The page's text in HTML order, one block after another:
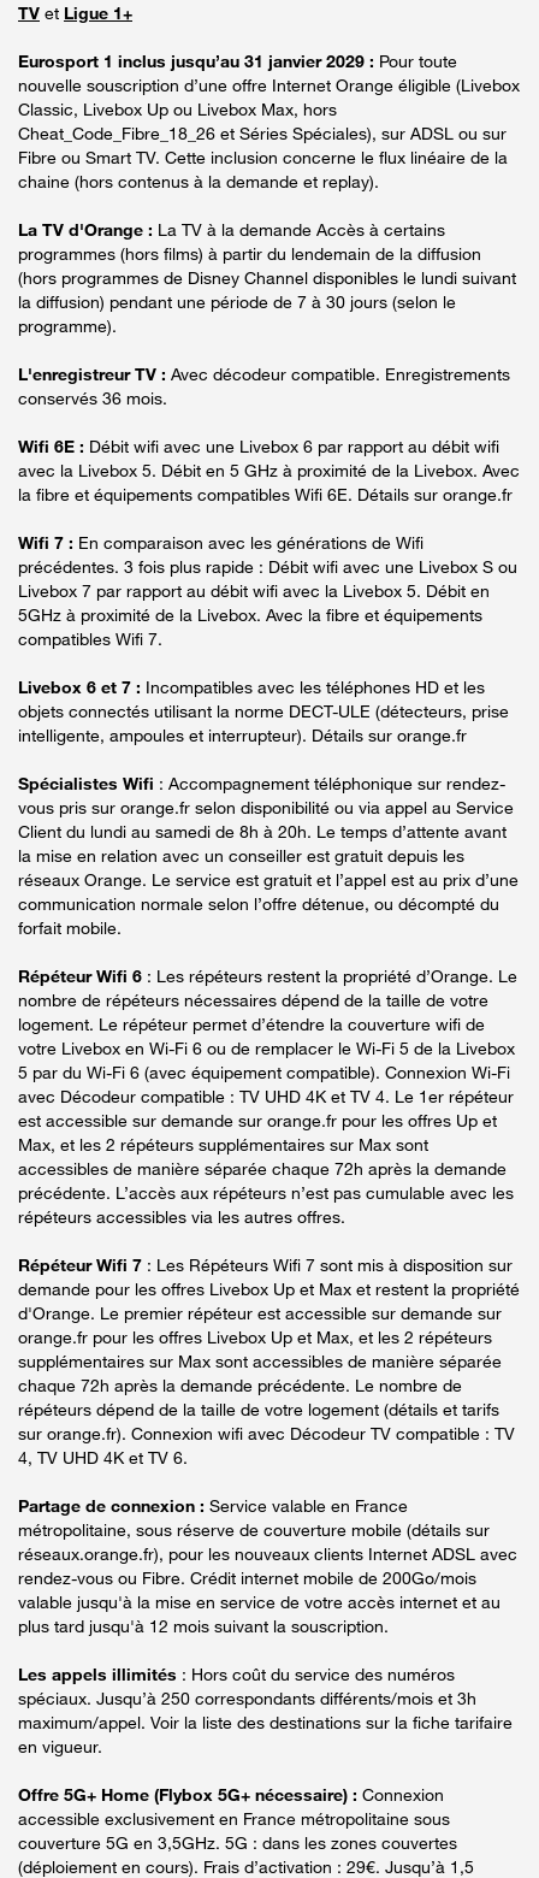
TV et Ligue 1+
Eurosport 1 inclus jusqu’au 31 janvier 2029 : Pour toute
nouvelle souscription d’une offre Internet Orange éligible (Livebox
Classic, Livebox Up ou Livebox Max, hors
Cheat_Code_Fibre_18_26 et Séries Spéciales), sur ADSL ou sur
Fibre ou Smart TV. Cette inclusion concerne le flux linéaire de la
chaine (hors contenus à la demande et replay).
La TV d'Orange : La TV à la demande Accès à certains
programmes (hors films) à partir du lendemain de la diffusion
(hors programmes de Disney Channel disponibles le lundi suivant
la diffusion) pendant une période de 7 à 30 jours (selon le
programme).
L'enregistreur TV : Avec décodeur compatible. Enregistrements
conservés 36 mois.
Wifi 6E : Débit wifi avec une Livebox 6 par rapport au débit wifi
avec la Livebox 5. Débit en 5 GHz à proximité de la Livebox. Avec
la fibre et équipements compatibles Wifi 6E. Détails sur orange.fr
Wifi 7 : En comparaison avec les générations de Wifi
précédentes. 3 fois plus rapide : Débit wifi avec une Livebox S ou
Livebox 7 par rapport au débit wifi avec la Livebox 5. Débit en
5GHz à proximité de la Livebox. Avec la fibre et équipements
compatibles Wifi 7.
Livebox 6 et 7 : Incompatibles avec les téléphones HD et les
objets connectés utilisant la norme DECT-ULE (détecteurs, prise
intelligente, ampoules et interrupteur). Détails sur orange.fr
Spécialistes Wifi : Accompagnement téléphonique sur rendez-
vous pris sur orange.fr selon disponibilité ou via appel au Service
Client du lundi au samedi de 8h à 20h. Le temps d’attente avant
la mise en relation avec un conseiller est gratuit depuis les
réseaux Orange. Le service est gratuit et l’appel est au prix d’une
communication normale selon l’offre détenue, ou décompté du
forfait mobile.
Répéteur Wifi 6 : Les répéteurs restent la propriété d’Orange. Le
nombre de répéteurs nécessaires dépend de la taille de votre
logement. Le répéteur permet d’étendre la couverture wifi de
votre Livebox en Wi-Fi 6 ou de remplacer le Wi-Fi 5 de la Livebox
5 par du Wi-Fi 6 (avec équipement compatible). Connexion Wi-Fi
avec Décodeur compatible : TV UHD 4K et TV 4. Le 1er répéteur
est accessible sur demande sur orange.fr pour les offres Up et
Max, et les 2 répéteurs supplémentaires sur Max sont
accessibles de manière séparée chaque 72h après la demande
précédente. L’accès aux répéteurs n’est pas cumulable avec les
répéteurs accessibles via les autres offres.
Répéteur Wifi 7 : Les Répéteurs Wifi 7 sont mis à disposition sur
demande pour les offres Livebox Up et Max et restent la propriété
d'Orange. Le premier répéteur est accessible sur demande sur
orange.fr pour les offres Livebox Up et Max, et les 2 répéteurs
supplémentaires sur Max sont accessibles de manière séparée
chaque 72h après la demande précédente. Le nombre de
répéteurs dépend de la taille de votre logement (détails et tarifs
sur orange.fr). Connexion wifi avec Décodeur TV compatible : TV
4, TV UHD 4K et TV 6.
Partage de connexion : Service valable en France
métropolitaine, sous réserve de couverture mobile (détails sur
réseaux.orange.fr), pour les nouveaux clients Internet ADSL avec
rendez-vous ou Fibre. Crédit internet mobile de 200Go/mois
valable jusqu'à la mise en service de votre accès internet et au
plus tard jusqu'à 12 mois suivant la souscription.
Les appels illimités : Hors coût du service des numéros
spéciaux. Jusqu’à 250 correspondants différents/mois et 3h
maximum/appel. Voir la liste des destinations sur la fiche tarifaire
en vigueur.
Offre 5G+ Home (Flybox 5G+ nécessaire) : Connexion
accessible exclusivement en France métropolitaine sous
couverture 5G en 3,5GHz. 5G : dans les zones couvertes
(déploiement en cours). Frais d’activation : 29€. Jusqu’à 1,5